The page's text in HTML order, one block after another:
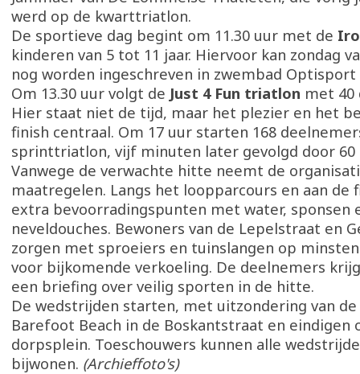
werd op de kwarttriatlon.
De sportieve dag begint om 11.30 uur met de
kinderen van 5 tot 11 jaar. Hiervoor kan zondag
nog worden ingeschreven in zwembad Optisport
Om 13.30 uur volgt de Just 4 Fun triatlon met 40
Hier staat niet de tijd, maar het plezier en het
finish centraal. Om 17 uur starten 168
sprinttriatlon, vijf minuten later gevolgd door
Vanwege de verwachte hitte neemt de
maatregelen. Langs het loopparcours en aan de
extra bevoorradingspunten met water, sponsen
neveldouches. Bewoners van de Lepelstraat en
zorgen met sproeiers en tuinslangen op
voor bijkomende verkoeling. De deelnemers
een briefing over veilig sporten in de hitte.
De wedstrijden starten, met uitzondering van de
Barefoot Beach in de Boskantstraat en eindigen
dorpsplein. Toeschouwers kunnen alle
bijwonen. (Archieffoto's)